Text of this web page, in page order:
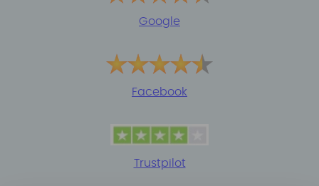
Google
Facebook
Trustpilot